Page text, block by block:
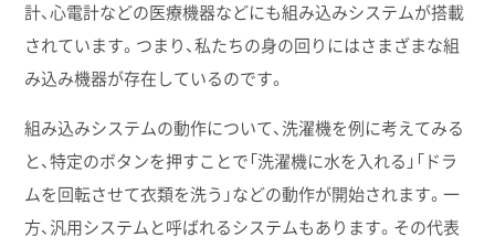
計、心電計などの医療機器などにも組み込みシステムが搭載
されています。つまり、私たちの身の回りにはさまざまな組
み込み機器が存在しているのです。
組み込みシステムの動作について、洗濯機を例に考えてみる
と、特定のボタンを押すことで「洗濯機に水を入れる」「ドラ
ムを回転させて衣類を洗う」などの動作が開始されます。一
方、汎用システムと呼ばれるシステムもあります。その代表